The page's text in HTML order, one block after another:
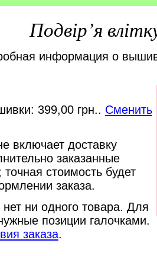
Подвір’я
информация о
399,00 грн.. Сменить
включает доставку
заказанные
стоимость будет
заказа.
ни одного товара. Для
позиции галочками.
заказа.